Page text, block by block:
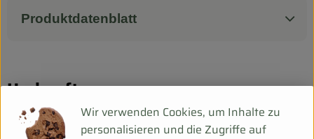
Produktdatenblatt
Herkunft
Hersteller: greenorganics
Wir verwenden Cookies, um Inhalte zu
personalisieren und die Zugriffe auf